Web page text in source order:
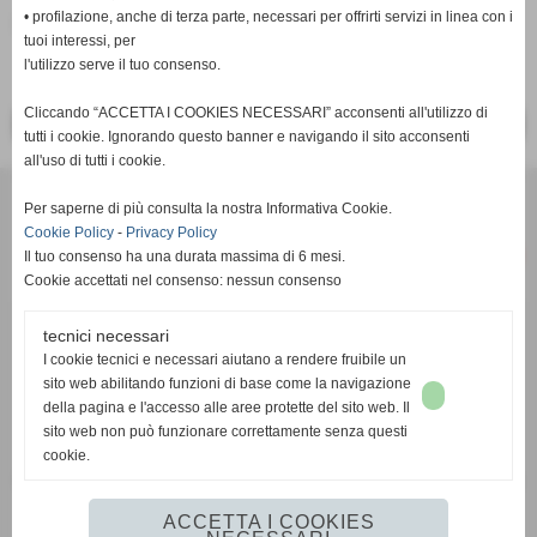
inserisci un nuovo commento
56100 Pisa (PI) - P.I. 02050770508
email:info@pisarrc.it- pec: pisarrc@pec.it
• profilazione, anche di terza parte, necessari per offrirti servizi in linea con i
tuoi interessi, per
l'utilizzo serve il tuo consenso.
Cliccando “ACCETTA I COOKIES NECESSARI” acconsenti all'utilizzo di
tutti i cookie. Ignorando questo banner e navigando il sito acconsenti
all'uso di tutti i cookie.
Per saperne di più consulta la nostra Informativa Cookie.
Cookie Policy - Privacy Policy
Il tuo consenso ha una durata massima di 6 mesi.
Cookie accettati nel consenso: nessun consenso
tecnici necessari
I cookie tecnici e necessari aiutano a rendere fruibile un
sito web abilitando funzioni di base come la navigazione
della pagina e l'accesso alle aree protette del sito web. Il
sito web non può funzionare correttamente senza questi
cookie.
ACCETTA I COOKIES